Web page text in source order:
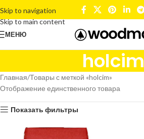
Skip to navigation
Skip to main content
МЕНЮ
holcim
Главная Товары с меткой «holcim»
Отображение единственного товара
Показать фильтры